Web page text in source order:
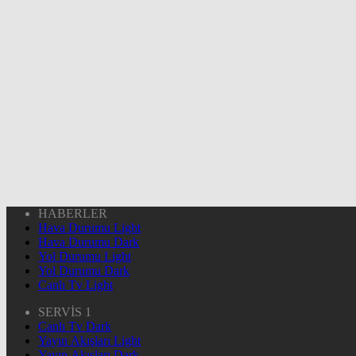
HABERLER
Hava Durumu Light
Hava Durumu Dark
Yol Durumu Light
Yol Durumu Dark
Canlı Tv Light
SERVİS 1
Canlı Tv Dark
Yayın Akışları Light